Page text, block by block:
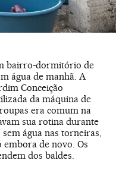
bairro-dormitório de
água de manhã. A
Conceição
da máquina de
era comum na
sua rotina durante
sem água nas torneiras,
de novo. Os
dos baldes.